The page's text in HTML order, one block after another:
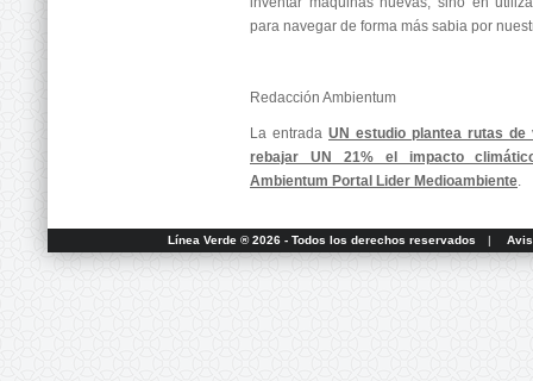
para navegar de forma más sabia por
Redacción Ambientum
La entrada UN estudio plantea rutas
rebajar UN 21% el impacto
Ambientum Portal Lider Medioambiente.
Línea Verde ® 2026 - Todos los derechos reservados |